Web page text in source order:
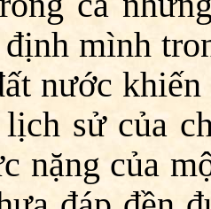
mình
nước
sử của
nặng của